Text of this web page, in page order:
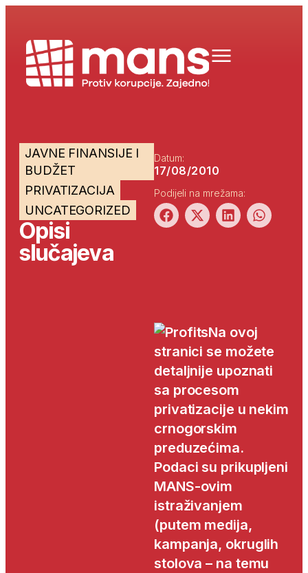
JAVNE FINANSIJE I
BUDŽET
PRIVATIZACIJA
UNCATEGORIZED
Opisi
slučajeva
Datum:
17/08/2010
Podijeli na mrežama:
Na ovoj
stranici se možete
detaljnije upoznati
sa procesom
privatizacije u nekim
crnogorskim
preduzećima.
Podaci su prikupljeni
MANS-ovim
istraživanjem
(putem medija,
kampanja, okruglih
stolova – na temu